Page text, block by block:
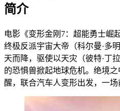
简介
电影《变形金刚7：超能勇士崛
终极反派宇宙大帝（科尔曼·多
天而降，驱使以天灾（彼特·丁
的恐惧兽掀起地球危机。绝境
醒，联合汽车人变形出发，一场